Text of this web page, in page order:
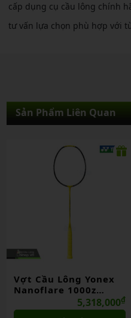
cấp dụng cụ cầu lông chính
tư vấn lựa chọn phù hợp với
Sản Phẩm Liên Quan
Yonex
Vợt Cầu
Astrox
Chính Hãng